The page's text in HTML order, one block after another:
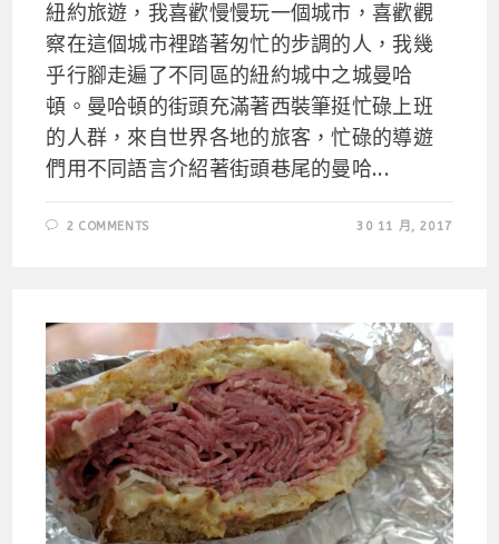
紐約旅遊，我喜歡慢慢玩一個城市，喜歡觀
察在這個城市裡踏著匆忙的步調的人，我幾
乎行腳走遍了不同區的紐約城中之城曼哈
頓。曼哈頓的街頭充滿著西裝筆挺忙碌上班
的人群，來自世界各地的旅客，忙碌的導遊
們用不同語言介紹著街頭巷尾的曼哈...
2 COMMENTS 30 11 月, 2017